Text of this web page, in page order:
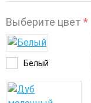
Выберите цвет *
Белый